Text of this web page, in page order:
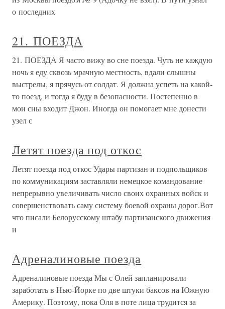
о последних
21. ПОЕЗДА
21. ПОЕЗДА Я часто вижу во сне поезда. Чуть не каждую
ночь я еду сквозь мрачную местность, вдали слышны
выстрелы, я прячусь от солдат. Я должна успеть на какой-
то поезд, и тогда я буду в безопасности. Постепенно в
мои сны входит Джон. Иногда он помогает мне донести
узел с
Летят поезда под откос
Летят поезда под откос Удары партизан и подпольщиков
по коммуникациям заставляли немецкое командование
непрерывно увеличивать число своих охранных войск и
совершенствовать саму систему боевой охраны дорог.Вот
что писали Белорусскому штабу партизанского движения
и
Адреналиновые поезда
Адреналиновые поезда Мы с Олей запланировали
заработать в Нью-Йорке по две штуки баксов на Южную
Америку. Поэтому, пока Оля в поте лица трудится за